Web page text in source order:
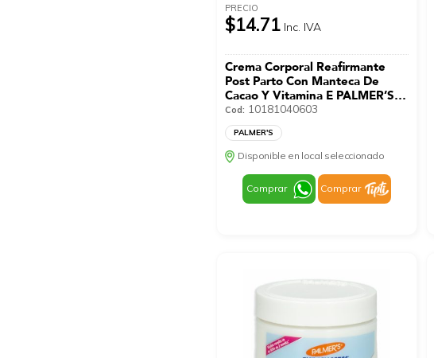
PRECIO
$14.71 Inc. IVA
Crema Corporal Reafirmante
Post Parto Con Manteca De
Cacao Y Vitamina E PALMER’S
250 Ml
Cod: 10181040603
PALMER'S
Disponible en local seleccionado
Comprar Comprar